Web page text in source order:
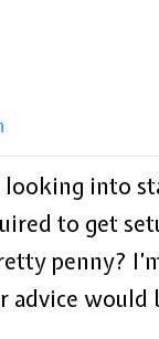
into
to get
penny?
advice